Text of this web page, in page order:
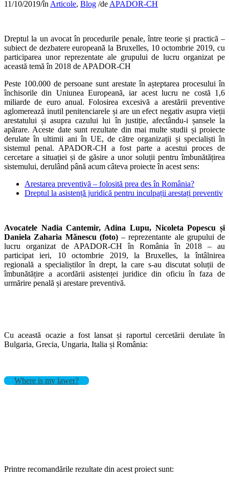
11/10/2019/în Articole, Blog /de APADOR-CH
Dreptul la un avocat în procedurile penale, între teorie și practică –
subiect de dezbatere europeană la Bruxelles, 10 octombrie 2019, cu
participarea unor reprezentate ale grupului de lucru organizat pe
această temă în 2018 de APADOR-CH
Peste 100.000 de persoane sunt arestate în așteptarea procesului în
închisorile din Uniunea Europeană, iar acest lucru ne costă 1,6
miliarde de euro anual. Folosirea excesivă a arestării preventive
aglomerează inutil penitenciarele și are un efect negativ asupra vieții
arestatului și asupra cazului lui în justiție, afectându-i șansele la
apărare. Aceste date sunt rezultate din mai multe studii și proiecte
derulate în ultimii ani în UE, de către organizații și specialiști în
sistemul penal. APADOR-CH a fost parte a acestui proces de
cercetare a situației și de găsire a unor soluții pentru îmbunătățirea
sistemului, derulând până acum câteva proiecte în acest sens:
Arestarea preventivă – folosită prea des în România?
Dreptul la asistență juridică pentru inculpații arestați preventiv
Avocatele Nadia Cantemir, Adina Lupu, Nicoleta Popescu și
Daniela Zaharia Mănescu (foto)– reprezentante ale grupului de
lucru organizat de APADOR-CH în România în 2018 – au
participat ieri, 10 octombrie 2019, la Bruxelles, la întâlnirea
regională a specialiștilor în drept, la care s-au discutat soluții de
îmbunătățire a acordării asistenței juridice din oficiu în faza de
urmărire penală și arestare preventivă.
Cu această ocazie a fost lansat și raportul cercetării derulate în
Bulgaria, Grecia, Ungaria, Italia și România:
Where is my lawer?
Printre recomandările rezultate din acest proiect sunt: